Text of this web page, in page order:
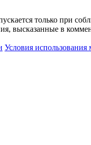
только при
высказанные в
Условия